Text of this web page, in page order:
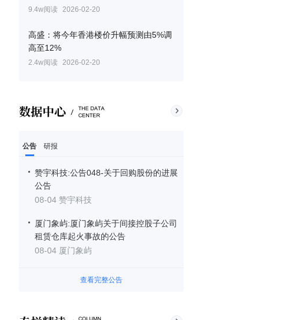
9.4w阅读 2026-02-20
高盛：将今年香港楼价升幅预测由5%调
高至12%
2.4w阅读 2026-02-20
公告 研报
赞宇科技:公告048-关于回购股份的进展
公告
08-04 赞宇科技
厦门象屿:厦门象屿关于间接控股子公司
租赁仓库起火事故的公告
08-04 厦门象屿
查看完整公告